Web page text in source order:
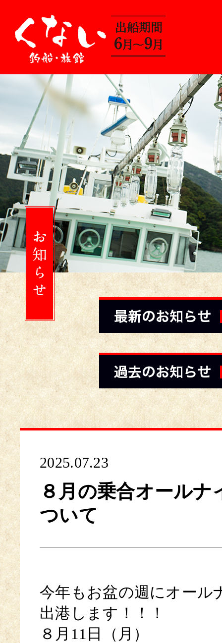
2025.07.23
８月の乗合オールナ
ついて
今年もお盆の週にオール
出港します！！！
８月11日（月）